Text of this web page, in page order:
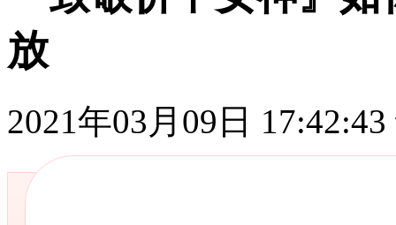
放
2021年03月09日 17:42:43